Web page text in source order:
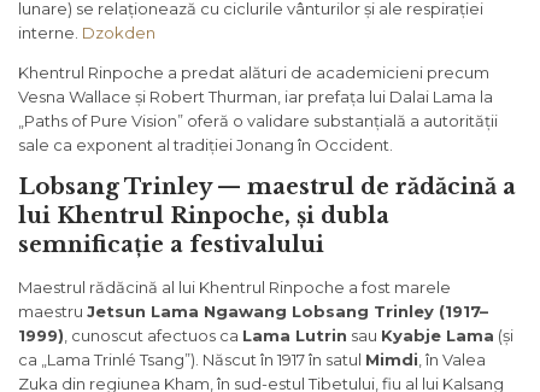
lunare) se relaționează cu ciclurile vânturilor și ale respirației
interne. Dzokden
Khentrul Rinpoche a predat alături de academicieni precum
Vesna Wallace și Robert Thurman, iar prefața lui Dalai Lama la
„Paths of Pure Vision” oferă o validare substanțială a autorității
sale ca exponent al tradiției Jonang în Occident.
Lobsang Trinley — maestrul de rădăcină a
lui Khentrul Rinpoche, și dubla
semnificație a festivalului
Maestrul rădăcină al lui Khentrul Rinpoche a fost marele
maestru Jetsun Lama Ngawang Lobsang Trinley (1917–
1999), cunoscut afectuos ca Lama Lutrin sau Kyabje Lama (și
ca „Lama Trinlé Tsang”). Născut în 1917 în satul Mimdi, în Valea
Zuka din regiunea Kham, în sud-estul Tibetului, fiu al lui Kalsang